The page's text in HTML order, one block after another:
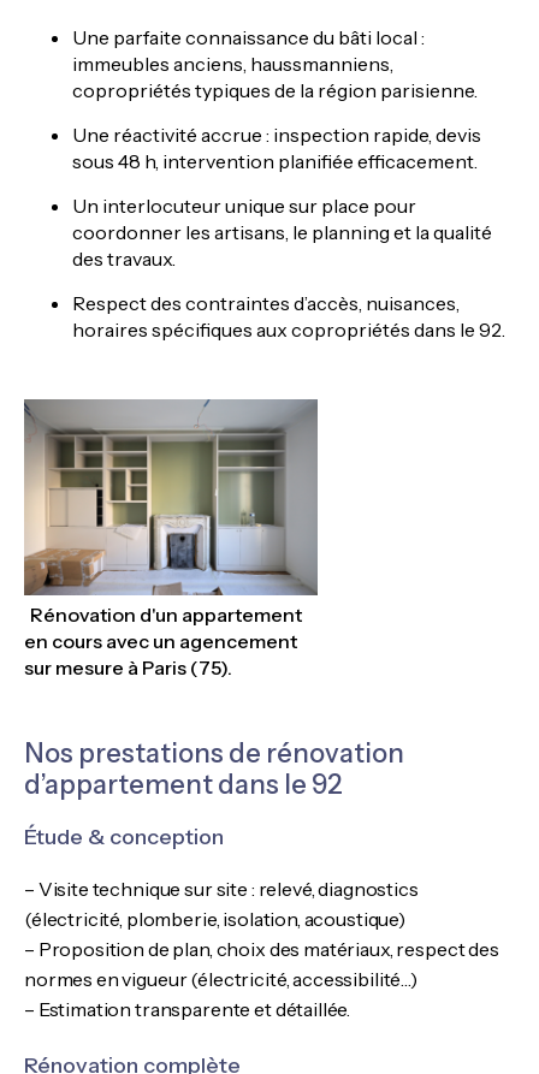
Une parfaite connaissance du bâti local :
immeubles anciens, haussmanniens,
copropriétés typiques de la région parisienne.
Une réactivité accrue : inspection rapide, devis
sous 48 h, intervention planifiée efficacement.
Un interlocuteur unique sur place pour
coordonner les artisans, le planning et la qualité
des travaux.
Respect des contraintes d’accès, nuisances,
horaires spécifiques aux copropriétés dans le 92.
Rénovation d'un appartement
en cours avec un agencement
sur mesure à Paris (75).
Nos prestations de rénovation
d’appartement dans le 92
Étude & conception
– Visite technique sur site : relevé, diagnostics
(électricité, plomberie, isolation, acoustique)
– Proposition de plan, choix des matériaux, respect des
normes en vigueur (électricité, accessibilité…)
– Estimation transparente et détaillée.
Rénovation complète